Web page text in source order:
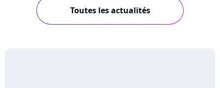
Toutes les actualités